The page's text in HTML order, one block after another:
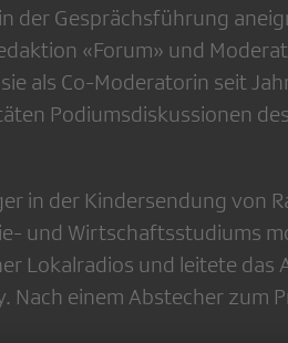
der Gesprächsführung
«Forum» und
als Co-Moderatorin seit
Podiumsdiskussionen
in der Kindersendung von
und Wirtschaftsstudiums
Lokalradios und leitete das
Nach einem Abstecher zum